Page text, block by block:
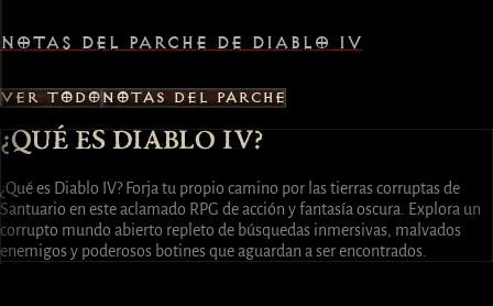
NOTAS DEL PARCHE DE DIABLO IV
VER TODONOTAS DEL PARCHE
¿QUÉ ES DIABLO IV?
¿Qué es Diablo IV? Forja tu propio camino por las tierras corruptas de
Santuario en este aclamado RPG de acción y fantasía oscura. Explora un
corrupto mundo abierto repleto de búsquedas inmersivas, malvados
enemigos y poderosos botines que aguardan a ser encontrados.